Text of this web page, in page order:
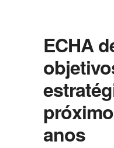
ECHA
anos